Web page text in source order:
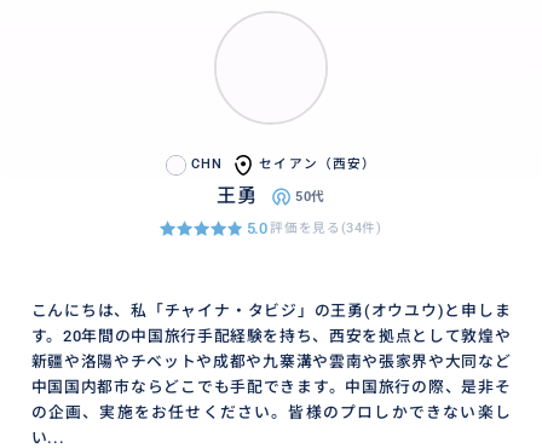
CHN セイアン（西安）
王勇 50代
5.0評価を見る(34件)
こんにちは、私「チャイナ・タビジ」の王勇(オウユウ)と申しま
す。20年間の中国旅行手配経験を持ち、西安を拠点として敦煌や
新疆や洛陽やチベットや成都や九寨溝や雲南や張家界や大同など
中国国内都市ならどこでも手配できます。中国旅行の際、是非そ
の企画、実施をお任せください。皆様のプロしかできない楽し
い...